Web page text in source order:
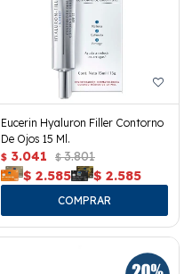
Eucerin Hyaluron Filler Contorno
De Ojos 15 Ml.
$ 3.041 $ 3.801
$ 2.585 $ 2.585